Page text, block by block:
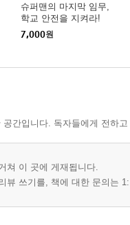
비행기
까지 휙
되고 싶다면
슈퍼맨의 마지막 임무,
학교 안전을 지켜라!
7,000원
간입니다. 독자들에게 전하
쳐 이 곳에 게재됩니다.
뷰 쓰기를, 책에 대한 문의는